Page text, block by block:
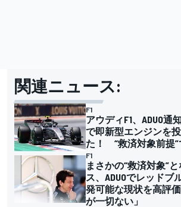
関連ニュース:
F1
アウディF1、ADUO通
で即新型エンジンを
た！ “救済対象前提”
F1
まさかの“救済対象”
ス、ADUOでレッドブ
発可能な現状を高評
が一切ない」